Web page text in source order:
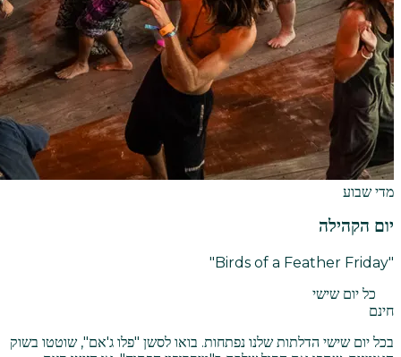
מדי שבוע
יום הקהילה
"Birds of a Feather Friday"
כל יום שישי
חינם
בכל יום שישי הדלתות שלנו נפתחות. בואו לסשן "פלו ג'אם", שוטטו בשוק